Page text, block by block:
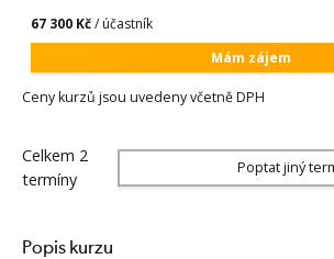
67 300 Kč/ účastník
Mám zájem
Ceny kurzů jsou uvedeny včetně DPH
Celkem 2
termíny
Poptat jiný
Popis kurzu